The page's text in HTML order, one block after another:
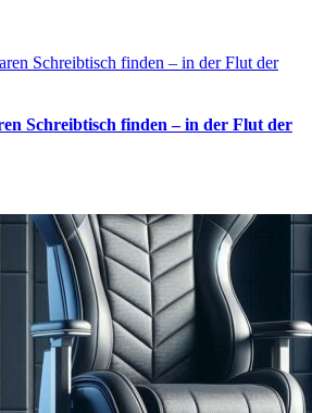
Schreibtisch finden – in der Flut der